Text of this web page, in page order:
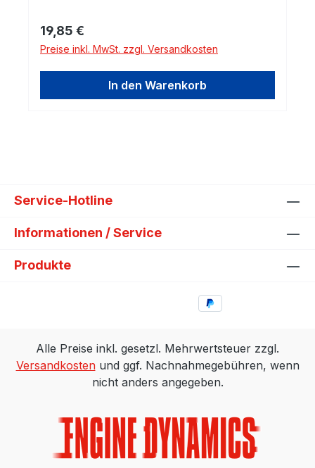
Regulärer Preis:
19,85 €
Preise inkl. MwSt. zzgl. Versandkosten
In den Warenkorb
Service-Hotline
Informationen / Service
Produkte
Alle Preise inkl. gesetzl. Mehrwertsteuer zzgl.
Versandkostenund ggf. Nachnahmegebühren, wenn
nicht anders angegeben.